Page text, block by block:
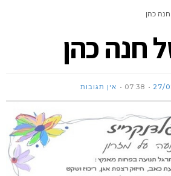
כהן
חנה כהן
27/
07:38 אין תגובות